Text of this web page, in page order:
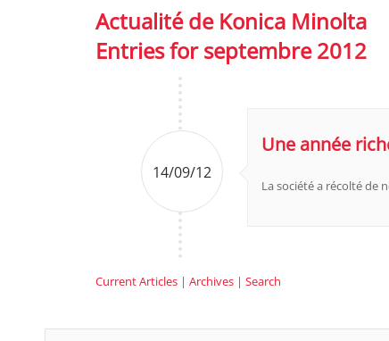
Actualité de Konica Minolta
Entries for septembre 2012
14/09/12
Une année
La société a récolté de
Current Articles | Archives | Search